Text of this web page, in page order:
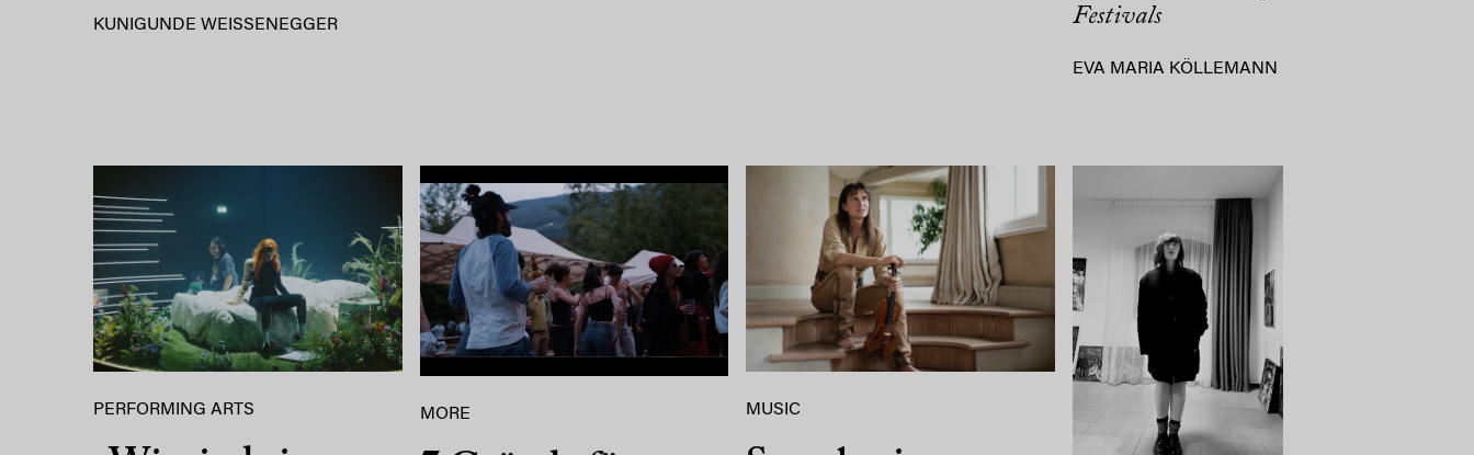
KUNIGUNDE WEISSENEGGER
Festivals
EVA MARIA KÖLLEMANN
PERFORMING ARTS MORE MUSIC